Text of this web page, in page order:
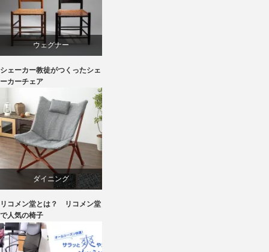
椅子
ウェグナー
ダイニング
パイン
ボーエ・モーエンセン
メープル
ライフスタイル
家具
シェーカー教徒がつくったシェ
ーカーチェア
ダイニング
パーソナルチェア
マーケティング
リコメン堂とは？ リコメン堂
で人気の椅子